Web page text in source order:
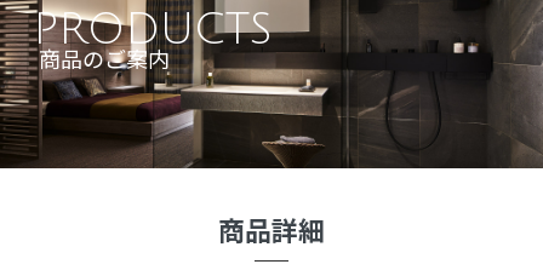
PRODUCTS
商品のご案内
商品詳細